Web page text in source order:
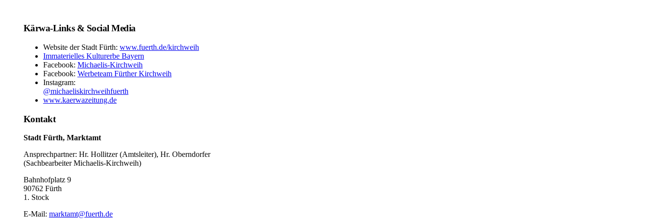
Kärwa-Links & Social Media
Website der Stadt Fürth: www.fuerth.de/kirchweih
Immaterielles Kulturerbe Bayern
Facebook: Michaelis-Kirchweih
Facebook: Werbeteam Fürther Kirchweih
Instagram:
@michaeliskirchweihfuerth
www.kaerwazeitung.de
Kontakt
Stadt Fürth, Marktamt
Ansprechpartner: Hr. Hollitzer (Amtsleiter), Hr. Oberndorfer
(Sachbearbeiter Michaelis-Kirchweih)
Bahnhofplatz 9
90762 Fürth
1. Stock
E-Mail: marktamt@fuerth.de